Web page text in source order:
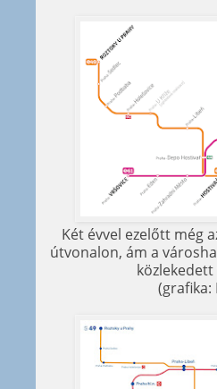
Két évvel ezelőtt még
útvonalon, ám a
közlekedett
(grafika: